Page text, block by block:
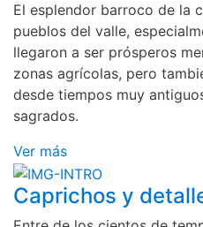
El esplendor barroco de la
pueblos del valle,
llegaron a ser prósperos
zonas agrícolas, pero
desde tiempos muy
sagrados.
Ver más
Caprichos y